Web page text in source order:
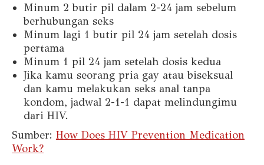
Minum 2 butir pil dalam 2-24 jam sebelum
berhubungan seks
Minum lagi 1 butir pil 24 jam setelah dosis
pertama
Minum 1 pil 24 jam setelah dosis kedua
Jika kamu seorang pria gay atau biseksual
dan kamu melakukan seks anal tanpa
kondom, jadwal 2-1-1 dapat melindungimu
dari HIV.
Sumber: How Does HIV Prevention Medication
Work?